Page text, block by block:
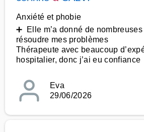
Anxiété et phobie
➕ Elle m’a donné de
résoudre mes problèmes
Thérapeute avec beaucoup
hospitalier, donc j’ai eu confiance
Eva
29/06/2026